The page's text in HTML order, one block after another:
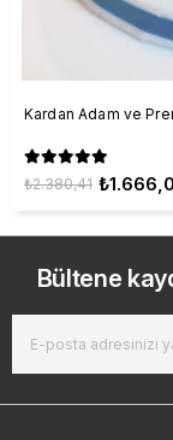
Kardan Adam ve
₺2.380,41
Bültene